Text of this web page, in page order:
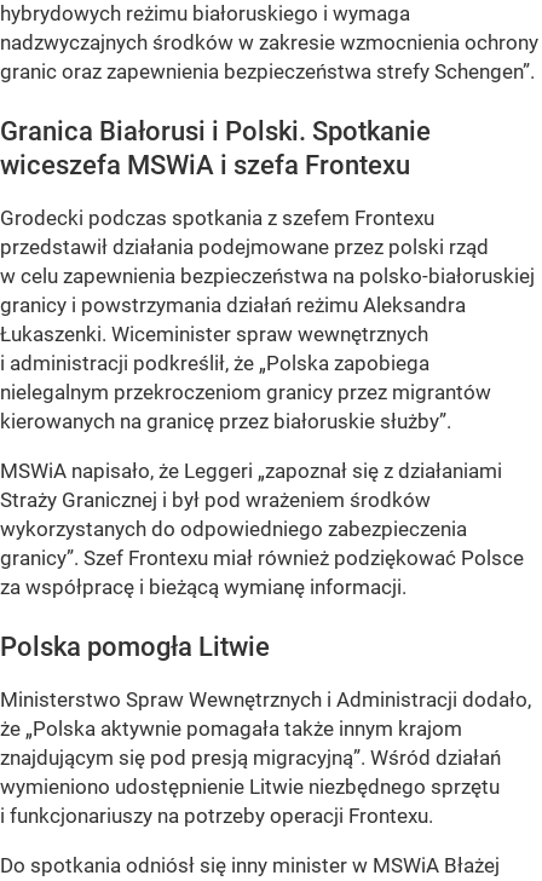
hybrydowych reżimu białoruskiego i wymaga
nadzwyczajnych środków w zakresie wzmocnienia ochrony
granic oraz zapewnienia bezpieczeństwa strefy Schengen”.
Granica Białorusi i Polski. Spotkanie
wiceszefa MSWiA i szefa Frontexu
Grodecki podczas spotkania z szefem Frontexu
przedstawił działania podejmowane przez polski rząd
w celu zapewnienia bezpieczeństwa na polsko-białoruskiej
granicy i powstrzymania działań reżimu Aleksandra
Łukaszenki. Wiceminister spraw wewnętrznych
i administracji podkreślił, że „Polska zapobiega
nielegalnym przekroczeniom granicy przez migrantów
kierowanych na granicę przez białoruskie służby”.
MSWiA napisało, że Leggeri „zapoznał się z działaniami
Straży Granicznej i był pod wrażeniem środków
wykorzystanych do odpowiedniego zabezpieczenia
granicy”. Szef Frontexu miał również podziękować Polsce
za współpracę i bieżącą wymianę informacji.
Polska pomogła Litwie
Ministerstwo Spraw Wewnętrznych i Administracji dodało,
że „Polska aktywnie pomagała także innym krajom
znajdującym się pod presją migracyjną”. Wśród działań
wymieniono udostępnienie Litwie niezbędnego sprzętu
i funkcjonariuszy na potrzeby operacji Frontexu.
Do spotkania odniósł się inny minister w MSWiA Błażej